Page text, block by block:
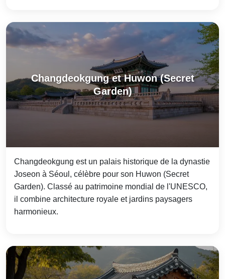
Changdeokgung et Huwon (Secret
Garden)
Changdeokgung est un palais historique de la dynastie
Joseon à Séoul, célèbre pour son Huwon (Secret
Garden). Classé au patrimoine mondial de l'UNESCO,
il combine architecture royale et jardins paysagers
harmonieux.